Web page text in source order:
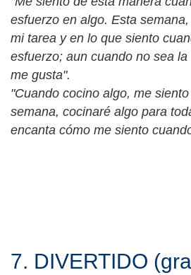
esfuerzo en algo. Esta
mi tarea y en lo que siento
esfuerzo; aun cuando no sea
me gusta".
"Cuando cocino algo, me
semana, cocinaré algo para
encanta cómo me siento
7. DIVERTIDO